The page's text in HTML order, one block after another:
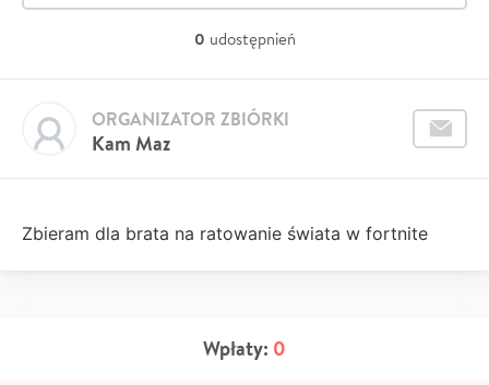
0 udostępnień
Kam Maz
ORGANIZATOR ZBIÓRKI
Zbieram dla brata na ratowanie świata w fortnite
Wpłaty: 0